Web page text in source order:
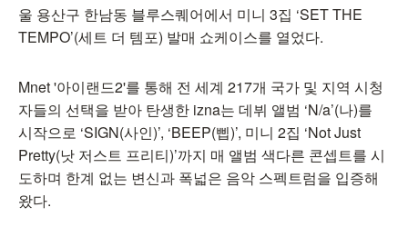
울 용산구 한남동 블루스퀘어에서 미니 3집 ‘SET THE
TEMPO’(세트 더 템포) 발매 쇼케이스를 열었다.
Mnet '아이랜드2'를 통해 전 세계 217개 국가 및 지역 시청
자들의 선택을 받아 탄생한 izna는 데뷔 앨범 ‘N/a’(나)를
시작으로 ‘SIGN(사인)’, ‘BEEP(삡)’, 미니 2집 ‘Not Just
Pretty(낫 저스트 프리티)’까지 매 앨범 색다른 콘셉트를 시
도하며 한계 없는 변신과 폭넓은 음악 스펙트럼을 입증해
왔다.